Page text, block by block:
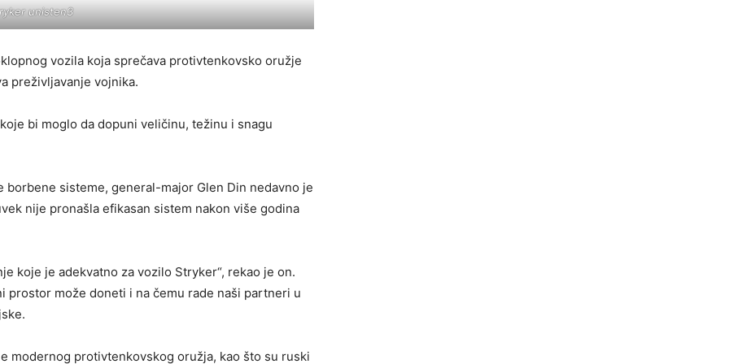
unisten3
vozila koja sprečava protivtenkovsko oružje
preživljavanje vojnika.
bi moglo da dopuni veličinu, težinu i snagu
sisteme, general-major Glen Din nedavno je
nije pronašla efikasan sistem nakon više godina
koje je adekvatno za vozilo Stryker“, rekao je on.
prostor može doneti i na čemu rade naši partneri u
modernog protivtenkovskog oružja, kao što su ruski